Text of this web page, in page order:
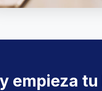
empieza tu